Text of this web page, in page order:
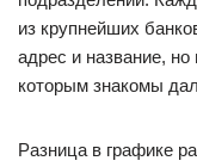
из крупнейших
адрес и название,
которым знакомы
Разница в графике